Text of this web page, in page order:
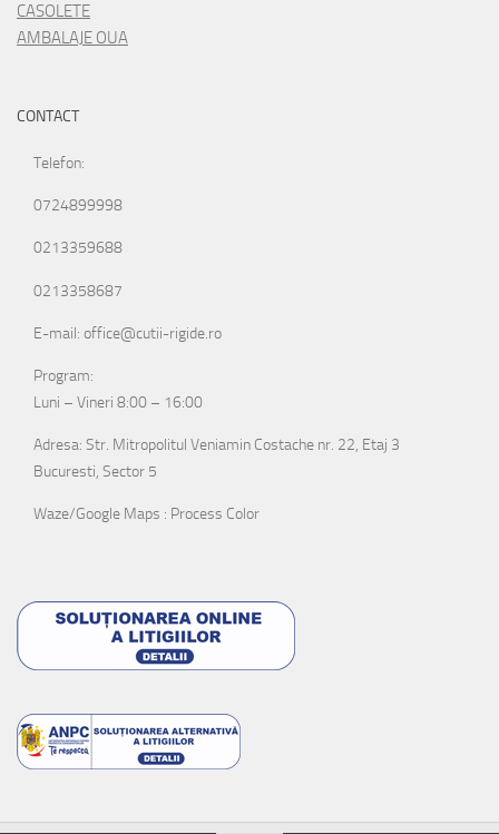
CASOLETE
AMBALAJE OUA
CONTACT
Telefon:
0724899998
0213359688
0213358687
E-mail: office@cutii-rigide.ro
Program:
Luni – Vineri 8:00 – 16:00
Adresa: Str. Mitropolitul Veniamin Costache nr. 22, Etaj 3
Bucuresti, Sector 5
Waze/Google Maps : Process Color